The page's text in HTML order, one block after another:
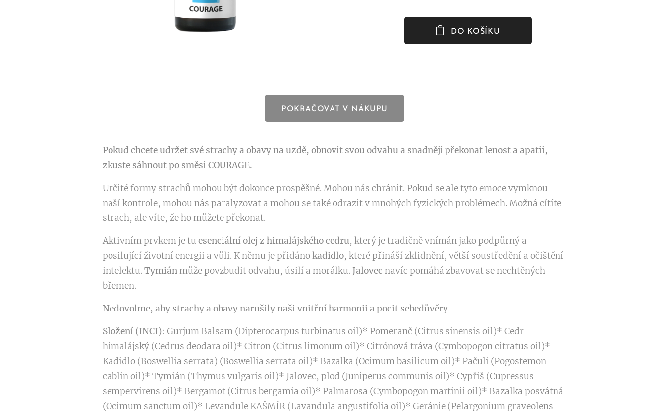
DO KOŠÍKU
POKRAČOVAT V NÁKUPU
Pokud chcete udržet své strachy a obavy na uzdě, obnovit svou odvahu a snadněji překonat lenost a apatii,
zkuste sáhnout po směsi COURAGE.
Určité formy strachů mohou být dokonce prospěšné. Mohou nás chránit. Pokud se ale tyto emoce vymknou
naší kontrole, mohou nás paralyzovat a mohou se také odrazit v mnohých fyzických problémech. Možná cítíte
strach, ale víte, že ho můžete překonat.
Aktivním prvkem je tu esenciální olej z himalájského cedru, který je tradičně vnímán jako podpůrný a
posilující životní energii a vůli. K němu je přidánokadidlo, které přináší zklidnění, větší soustředění a očištění
intelektu. Tymiánmůže povzbudit odvahu, úsilí a morálku. Jalovec navíc pomáhá zbavovat se nechtěných
břemen.
Nedovolme, aby strachy a obavy narušily naši vnitřní harmonii a pocit sebedůvěry.
Složení (INCI): Gurjum Balsam (Dipterocarpus turbinatus oil)* Pomeranč (Citrus sinensis oil)* Cedr
himalájský (Cedrus deodara oil)* Citron (Citrus limonum oil)* Citrónová tráva (Cymbopogon citratus oil)*
Kadidlo (Boswellia serrata) (Boswellia serrata oil)* Bazalka (Ocimum basilicum oil)* Pačuli (Pogostemon
cablin oil)* Tymián (Thymus vulgaris oil)* Jalovec, plod (Juniperus communis oil)* Cypřiš (Cupressus
sempervirens oil)* Bergamot (Citrus bergamia oil)* Palmarosa (Cymbopogon martinii oil)* Bazalka posvátná
(Ocimum sanctum oil)* Levandule KAŠMÍR (Lavandula angustifolia oil)* Geránie (Pelargonium graveolens